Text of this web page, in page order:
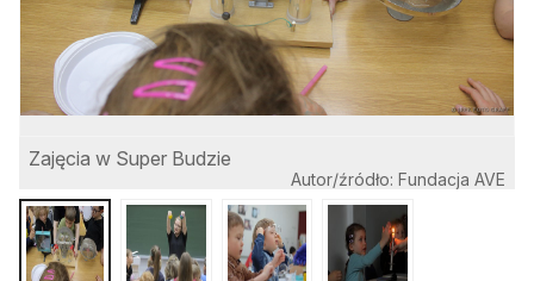
Zajęcia w Super Budzie
Autor/źródło: Fundacja AVE